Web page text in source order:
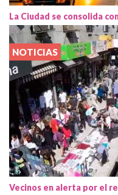
La Ciudad se consolida
NOTICIAS
Vecinos en alerta por el